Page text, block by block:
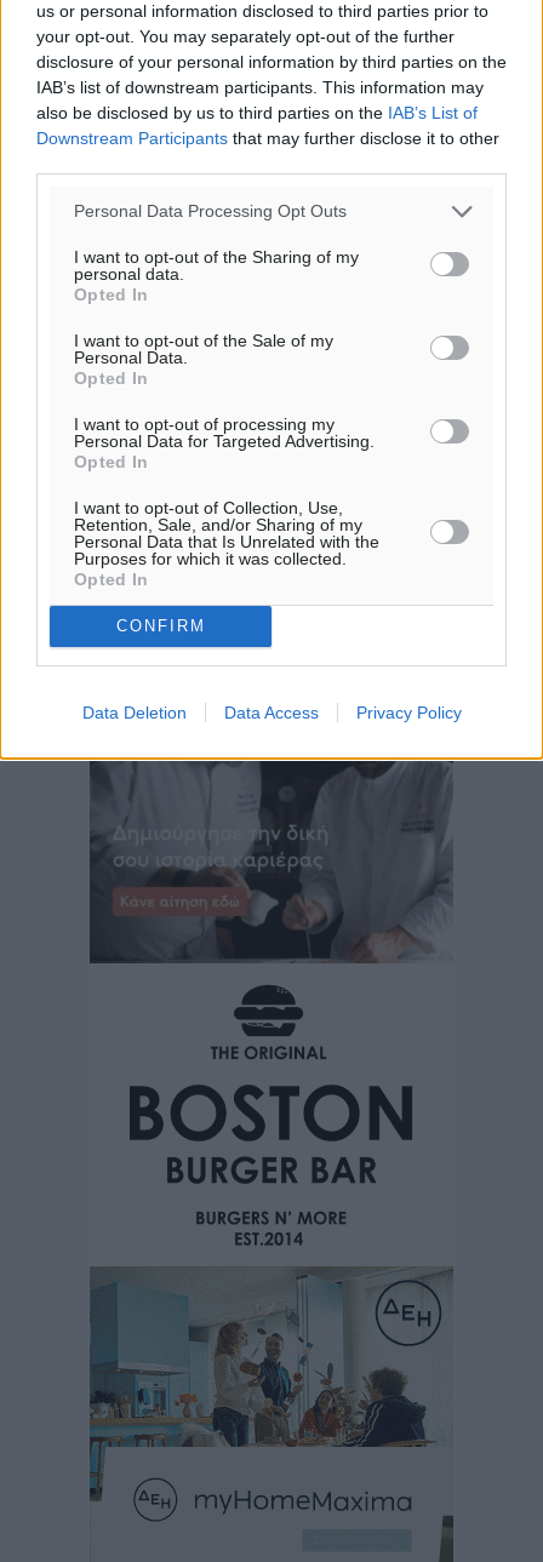
us or personal information disclosed to third parties prior to
your opt-out. You may separately opt-out of the further
disclosure of your personal information by third parties on the
IAB’s list of downstream participants. This information may
also be disclosed by us to third parties on the IAB’s List of
Downstream Participants that may further disclose it to other
Personal Data Processing Opt Outs
I want to opt-out of the Sharing of my
personal data.
Opted In
I want to opt-out of the Sale of my
Personal Data.
Opted In
I want to opt-out of processing my
Personal Data for Targeted Advertising.
Opted In
I want to opt-out of Collection, Use,
Retention, Sale, and/or Sharing of my
Personal Data that Is Unrelated with the
Purposes for which it was collected.
Opted In
CONFIRM
Data Deletion Data Access Privacy Policy
o καιρός τώρα:
26°
αίθριος καιρός
km/h
πρόγνωση: